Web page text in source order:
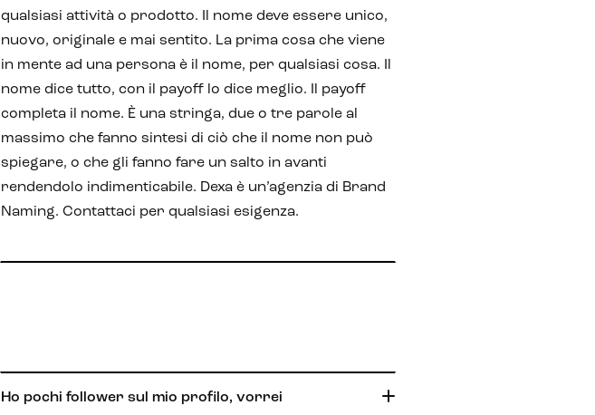
qualsiasi attività o prodotto. Il nome deve essere unico,
nuovo, originale e mai sentito. La prima cosa che viene
in mente ad una persona è il nome, per qualsiasi cosa. Il
nome dice tutto, con il payoff lo dice meglio. Il payoff
completa il nome. È una stringa, due o tre parole al
massimo che fanno sintesi di ciò che il nome non può
spiegare, o che gli fanno fare un salto in avanti
rendendolo indimenticabile. Dexa è un’agenzia di Brand
Naming. Contattaci per qualsiasi esigenza.
Ho pochi follower sul mio profilo, vorrei